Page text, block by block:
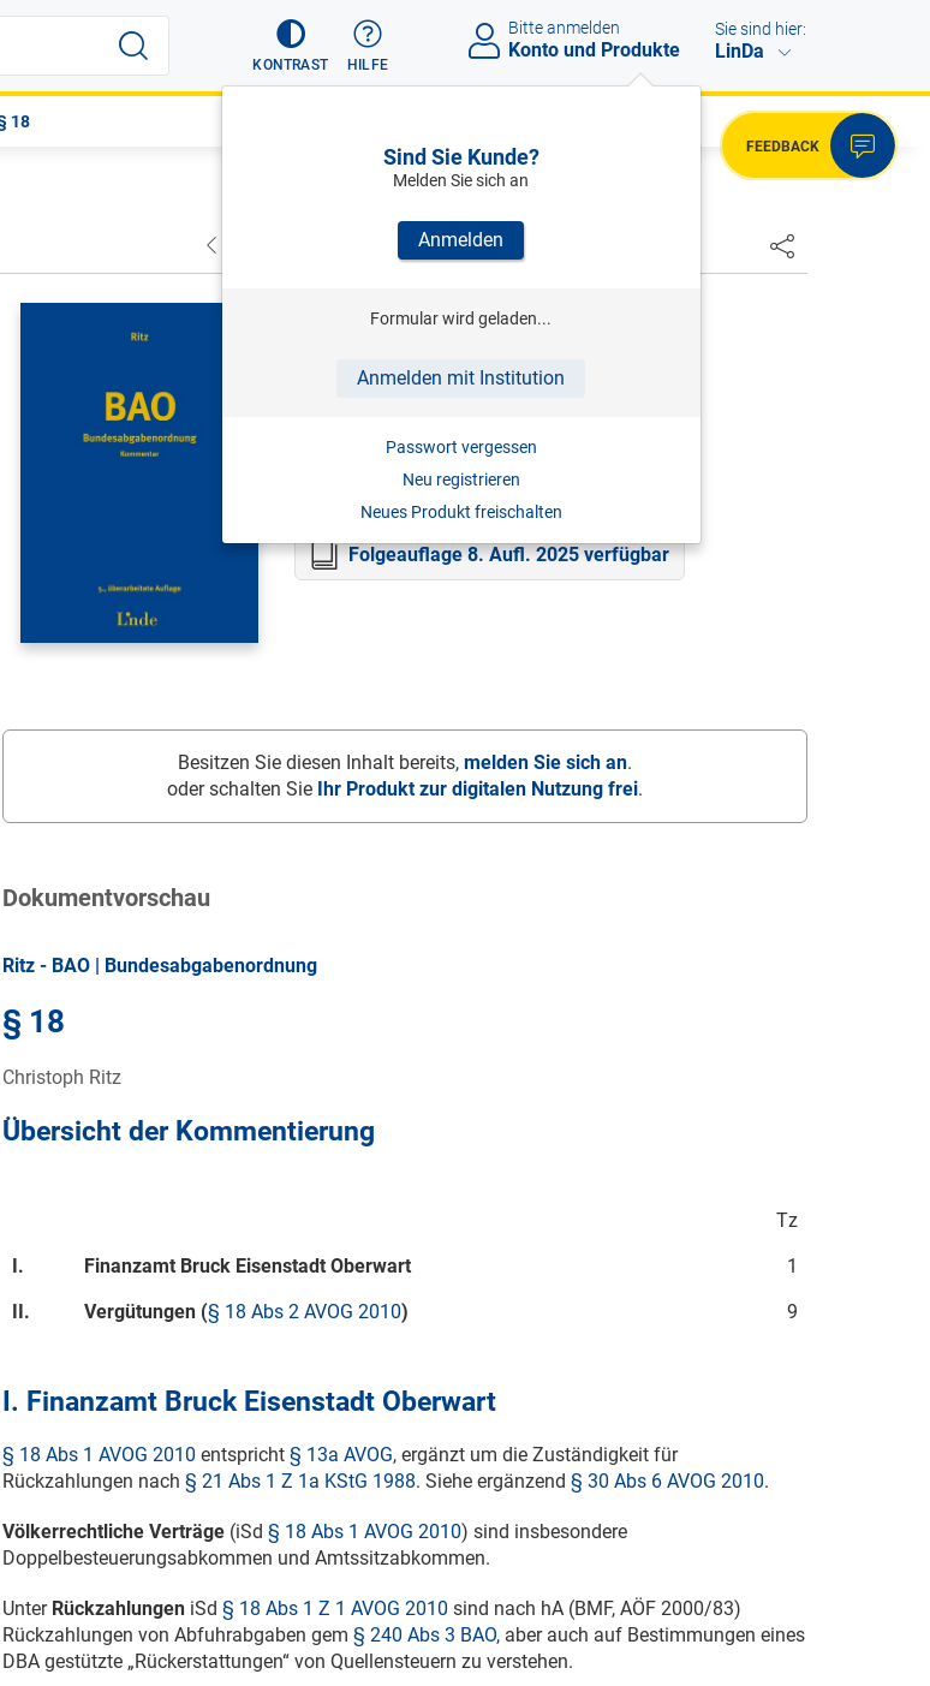
KONTRAST HILFE
Bitte anmelden
Konto und Produkte
Sind Sie Kunde?
Melden Sie sich an
Anmelden
Formular wird geladen...
Anmelden mit Institution
Passwort vergessen
Neu registrieren
Neues Produkt freischalten
Sie sind hier:
LinDa
18
FEEDBACK
NÄCHSTER
5. Aufl. 2014
978-3-7073-2297-2
Folgeauflage 8. Aufl. 2025 verfügbar
Besitzen Sie diesen Inhalt bereits, melden Sie sich an.
oder schalten Sie Ihr Produkt zur digitalen Nutzung frei.
Dokumentvorschau
Ritz - BAO | Bundesabgabenordnung
§ 18
Christoph Ritz
Übersicht der Kommentierung
Tz
I.
Finanzamt Bruck Eisenstadt Oberwart
1
II.
Vergütungen (§ 18 Abs 2 AVOG 2010) 9
I. Finanzamt Bruck Eisenstadt Oberwart
§ 18 Abs 1 AVOG 2010 entspricht § 13a AVOG, ergänzt um die Zuständigkeit für
Rückzahlungen nach § 21 Abs 1 Z 1a KStG 1988. Siehe ergänzend § 30 Abs 6 AVOG 2010.
Völkerrechtliche Verträge (iSd § 18 Abs 1 AVOG 2010) sind insbesondere
Doppelbesteuerungsabkommen und Amtssitzabkommen.
Unter Rückzahlungen iSd § 18 Abs 1 Z 1 AVOG 2010 sind nach hA (BMF, AÖF 2000/83)
Rückzahlungen von Abfuhrabgaben gem § 240 Abs 3 BAO, aber auch auf Bestimmungen eines
DBA gestützte „Rückerstattungen“ von Quellensteuern zu verstehen.